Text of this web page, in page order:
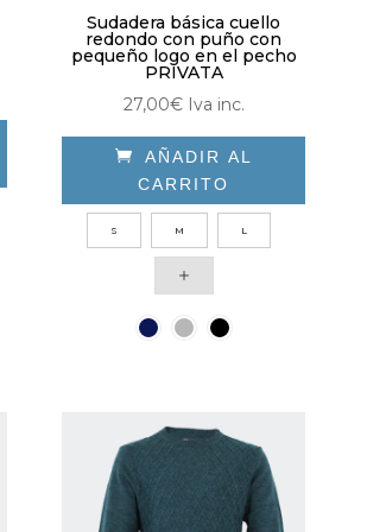
Sudadera básica cuello
redondo con puño con
pequeño logo en el pecho
PRIVATA
27,00€ Iva inc.
 AÑADIR AL
CARRITO
Este
producto
tiene
variantes.
se
pueden
elegir
en
S M L